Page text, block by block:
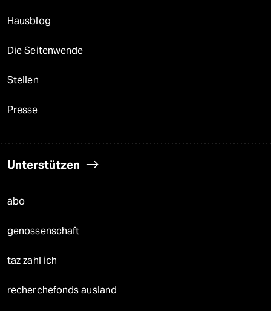
Hausblog
Die Seitenwende
Stellen
Presse
Unterstützen
abo
genossenschaft
taz zahl ich
recherchefonds ausland